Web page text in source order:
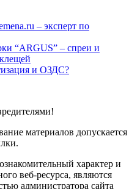
– эксперт по
“ARGUS” – спреи и
и ОЗДС?
материалов допускается
характер и
веб-ресурса, являются
администратора сайта